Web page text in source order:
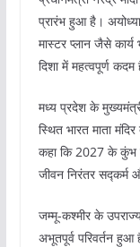
प्रारंभ हुआ है। अयोध्या
मास्टर प्लान जैसे
दिशा में महत्वपूर्ण कदम
मध्य प्रदेश के
स्थित भारत माता
कहा कि 2027 के कुंभ
जीवन निरंतर सद्कर्म
जम्मू-कश्मीर के
अभूतपूर्व परिवर्तन